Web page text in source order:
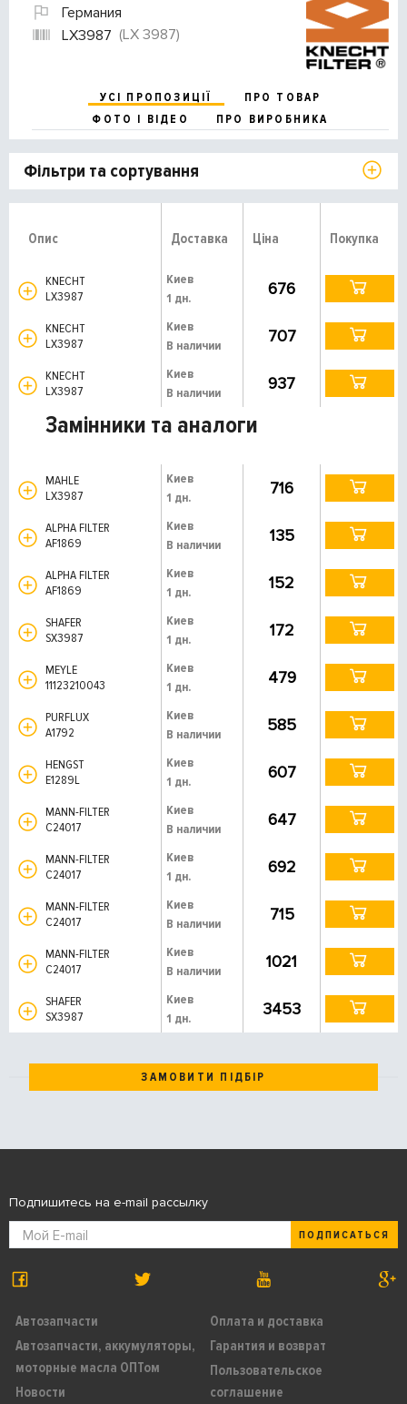
Германия
LX3987 (LX 3987)
УСІ ПРОПОЗИЦІЇ
ПРО ТОВАР
ФОТО І ВІДЕО
ПРО ВИРОБНИКА
Фільтри та сортування
Опис Доставка Ціна Покупка
KNECHT
LX3987
Киев
1 дн.
676
KNECHT
LX3987
Киев
В наличии
707
KNECHT
LX3987
Киев
В наличии
937
Замінники та аналоги
MAHLE
LX3987
Киев
1 дн.
716
ALPHA FILTER
AF1869
Киев
В наличии
135
ALPHA FILTER
AF1869
Киев
1 дн.
152
SHAFER
SX3987
Киев
1 дн.
172
MEYLE
11123210043
Киев
1 дн.
479
PURFLUX
A1792
Киев
В наличии
585
HENGST
E1289L
Киев
1 дн.
607
MANN-FILTER
C24017
Киев
В наличии
647
MANN-FILTER
C24017
Киев
1 дн.
692
MANN-FILTER
C24017
Киев
В наличии
715
MANN-FILTER
C24017
Киев
В наличии
1021
SHAFER
SX3987
Киев
1 дн.
3453
ЗАМОВИТИ ПІДБІР
Автозапчасти
Автозапчасти, аккумуляторы,
моторные масла ОПТом
Новости
Оплата и доставка
Гарантия и возврат
Пользовательское
соглашение
Подпишитесь на e-mail рассылку
ПОДПИСАТЬСЯ